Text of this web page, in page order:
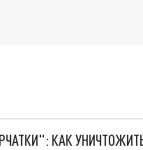
КАК УНИЧТОЖИТЬ